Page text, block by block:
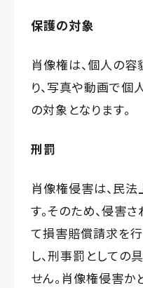
保護の対象
肖像権は、個人の容
り、写真や動画で
の対象となります。
刑罰
肖像権侵害は、民
す。そのため、侵害
て損害賠償請求を行
し、刑事罰としての
せん。肖像権侵害か